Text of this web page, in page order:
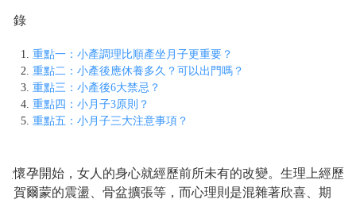
目錄
重點一：小產調理比順產坐月子更重要？
重點二：小產後應休養多久？可以出門嗎？
重點三：小產後6大禁忌？
重點四：小月子3原則？
重點五：小月子三大注意事項？
從懷孕開始，女人的身心就經歷前所未有的改變。生理上經歷
了賀爾蒙的震盪、骨盆擴張等，而心理則是混雜著欣喜、期